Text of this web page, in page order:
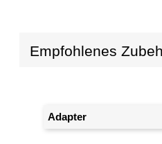
Empfohlenes
Adapter